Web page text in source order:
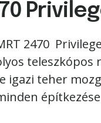
2470
teleszkópos
igazi teher